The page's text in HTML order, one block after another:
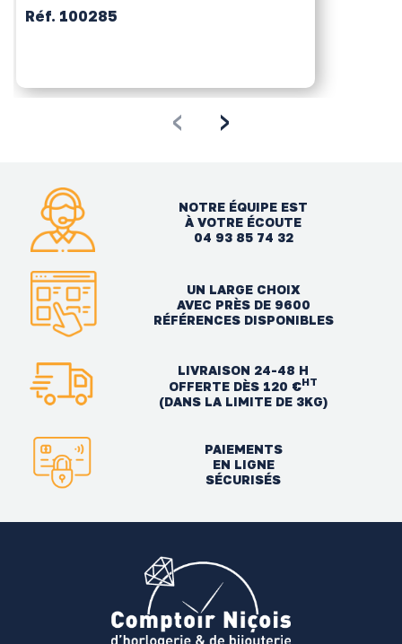
Réf. 100285
‹ ›
NOTRE ÉQUIPE EST
À VOTRE ÉCOUTE
04 93 85 74 32
UN LARGE CHOIX
AVEC PRÈS DE 9600
RÉFÉRENCES DISPONIBLES
LIVRAISON 24-48 H
OFFERTE DÈS 120 €HT
(DANS LA LIMITE DE 3KG)
PAIEMENTS
EN LIGNE
SÉCURISÉS